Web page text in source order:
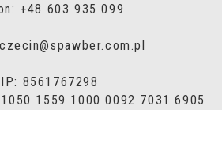
+48 603 935 099
8561767298
1559 1000 0092 7031 6905